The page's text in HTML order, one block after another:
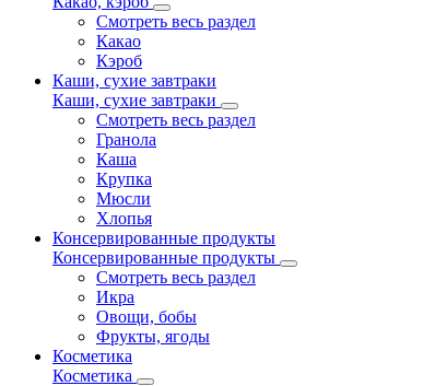
Смотреть весь раздел
Какао
Кэроб
Каши, сухие завтраки
Каши, сухие завтраки
Смотреть весь раздел
Гранола
Каша
Крупка
Мюсли
Хлопья
Консервированные продукты
Консервированные продукты
Смотреть весь раздел
Икра
Овощи, бобы
Фрукты, ягоды
Косметика
Косметика